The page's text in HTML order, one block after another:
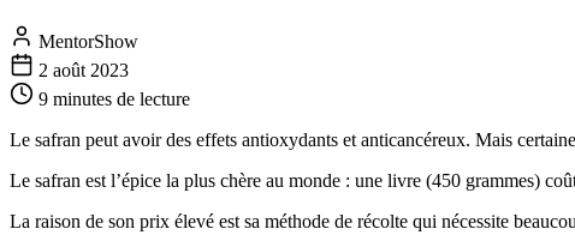
MentorShow
2 août 2023
9 minutes de lecture
Le safran peut avoir des effets antioxydants et anticancéreux. Mais
Le safran est l’épice la plus chère au monde : une livre (450 grammes)
La raison de son prix élevé est sa méthode de récolte qui nécessite